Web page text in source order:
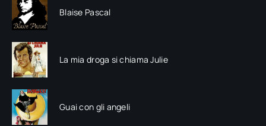
Blaise Pascal
La mia droga si chiama Julie
Guai con gli angeli